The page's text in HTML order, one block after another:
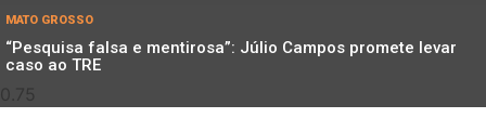
MATO GROSSO
“Pesquisa falsa e mentirosa”: Júlio Campos promete levar
caso ao TRE